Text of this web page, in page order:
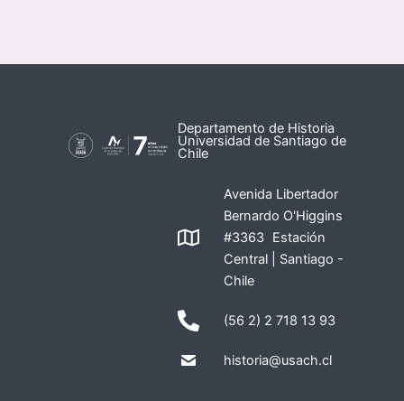
Departamento de Historia
Universidad de Santiago de
Chile
Avenida Libertador
Bernardo O'Higgins
#3363 Estación
Central | Santiago -
Chile
(56 2) 2 718 13 93
historia@usach.cl